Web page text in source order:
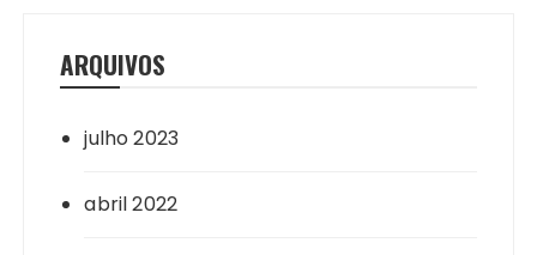
ARQUIVOS
julho 2023
abril 2022